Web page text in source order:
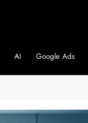
AI Google Ads